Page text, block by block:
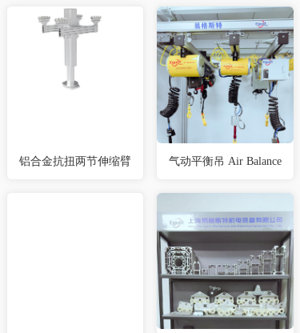
铝合金抗扭两节伸缩臂 气动平衡吊 Air Balance